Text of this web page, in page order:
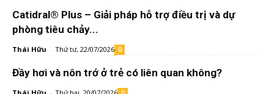
Catidral® Plus – Giải pháp hỗ trợ điều trị và dự
phòng tiêu chảy...
Thái Hữu - Thứ tư, 22/07/2026 0
Đầy hơi và nôn trớ ở trẻ có liên quan không?